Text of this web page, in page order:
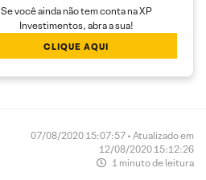
Se você ainda não tem conta na XP
Investimentos, abra a sua!
CLIQUE AQUI
07/08/2020 15:07:57 • Atualizado em
12/08/2020 15:12:26
1 minuto de leitura